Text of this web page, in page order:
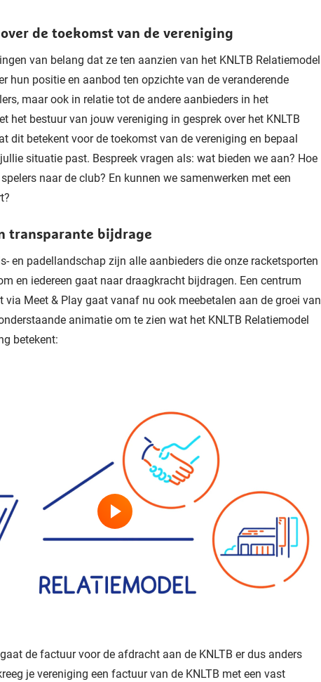
de toekomst van de vereniging
van belang dat ze ten aanzien van het KNLTB Relatiemodel
hun positie en aanbod ten opzichte van de veranderende
maar ook in relatie tot de andere aanbieders in het
het bestuur van jouw vereniging in gesprek over het KNLTB
dit betekent voor de toekomst van de vereniging en bepaal
situatie past. Bespreek vragen als: wat bieden we aan? Hoe
naar de club? En kunnen we samenwerken met een
transparante bijdrage
en padellandschap zijn alle aanbieders die onze racketsporten
en iedereen gaat naar draagkracht bijdragen. Een centrum
via Meet & Play gaat vanaf nu ook meebetalen aan de groei van
animatie om te zien wat het KNLTB Relatiemodel
betekent:
de factuur voor de afdracht aan de KNLTB er dus anders
je vereniging een factuur van de KNLTB met een vast